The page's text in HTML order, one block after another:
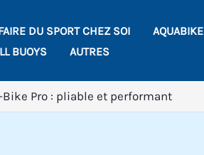
DU SPORT CHEZ SOI AQUABIKE
BUOYS
AUTRES
Pro : pliable et performant